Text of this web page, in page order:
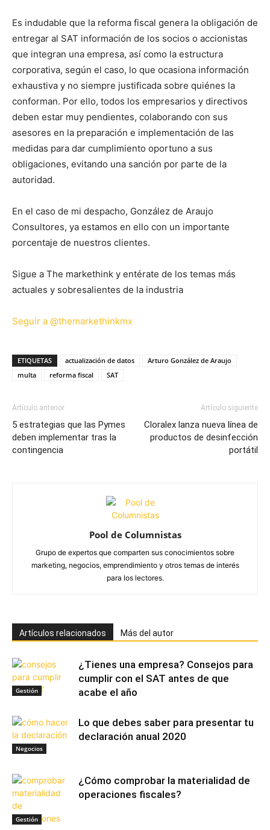
Es indudable que la reforma fiscal genera la obligación de
entregar al SAT información de los socios o accionistas
que integran una empresa, así como la estructura
corporativa, según el caso, lo que ocasiona información
exhaustiva y no siempre justificada sobre quiénes la
conforman. Por ello, todos los empresarios y directivos
deben estar muy pendientes, colaborando con sus
asesores en la preparación e implementación de las
medidas para dar cumplimiento oportuno a sus
obligaciones, evitando una sanción por parte de la
autoridad.
En el caso de mi despacho, González de Araujo
Consultores, ya estamos en ello con un importante
porcentaje de nuestros clientes.
Sigue a The markethink y entérate de los temas más
actuales y sobresalientes de la industria
Seguir a @themarkethinkmx
ETIQUETAS actualización de datos
Arturo González de Araujo
multa
reforma fiscal SAT
Artículo anterior
5 estrategias que las Pymes
deben implementar tras la
contingencia
Artículo siguiente
Cloralex lanza nueva línea de
productos de desinfección
portátil
Pool de Columnistas
Grupo de expertos que comparten sus conocimientos sobre
marketing, negocios, emprendimiento y otros temas de interés
para los lectores.
Artículos relacionados Más del autor
Gestión
¿Tienes una empresa? Consejos para
cumplir con el SAT antes de que
acabe el año
Negocios
Lo que debes saber para presentar tu
declaración anual 2020
Gestión
¿Cómo comprobar la materialidad de
operaciones fiscales?